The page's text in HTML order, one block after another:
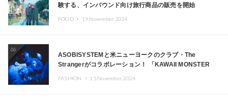
験する、インバウンド向け旅行商品の販売を開始
FOOD ・ 19.November.2024
06
ASOBISYSTEMと米ニューヨークのクラブ・The
Strangerがコラボレーション！ 「KAWAII MONSTER
FASHION ・ 15.November.2024